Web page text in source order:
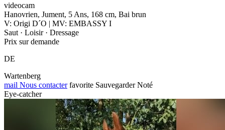
videocam
Hanovrien, Jument, 5 Ans, 168 cm, Bai brun
V: Origi D´O | MV: EMBASSY I
Saut · Loisir · Dressage
Prix sur demande
DE
Wartenberg
mail Nous contacter favorite Sauvegarder Noté
Eye-catcher